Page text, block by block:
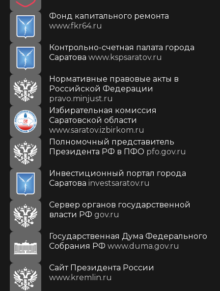
Фонд капитального ремонта
www.fkr64.ru
Контрольно-счетная палата города
Саратова www.kspsaratov.ru
Нормативные правовые акты в
Российской Федерации
pravo.minjust.ru
Избирательная комиссия
Саратовской области
www.saratov.izbirkom.ru
Полномочный представитель
Президента РФ в ПФО pfo.gov.ru
Инвестиционный портал города
Саратова investsaratov.ru
Сервер органов государственной
власти РФ gov.ru
Государственная Дума Федерального
Собрания РФ www.duma.gov.ru
Cайт Президента России
www.kremlin.ru